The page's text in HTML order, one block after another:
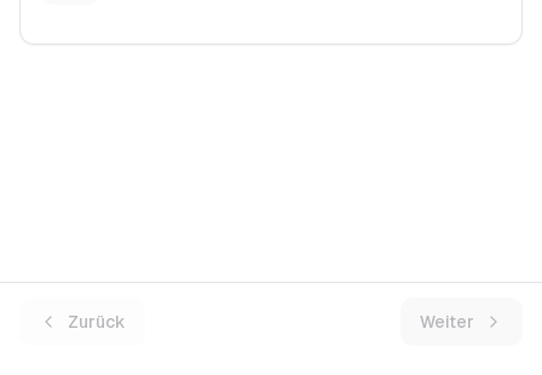
Zurück Weiter